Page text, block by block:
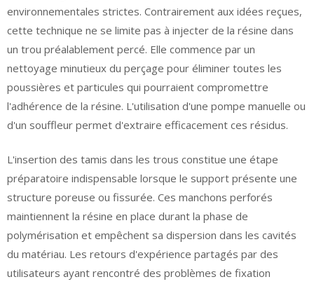
environnementales strictes. Contrairement aux idées reçues,
cette technique ne se limite pas à injecter de la résine dans
un trou préalablement percé. Elle commence par un
nettoyage minutieux du perçage pour éliminer toutes les
poussières et particules qui pourraient compromettre
l'adhérence de la résine. L'utilisation d'une pompe manuelle ou
d'un souffleur permet d'extraire efficacement ces résidus.
L'insertion des tamis dans les trous constitue une étape
préparatoire indispensable lorsque le support présente une
structure poreuse ou fissurée. Ces manchons perforés
maintiennent la résine en place durant la phase de
polymérisation et empêchent sa dispersion dans les cavités
du matériau. Les retours d'expérience partagés par des
utilisateurs ayant rencontré des problèmes de fixation